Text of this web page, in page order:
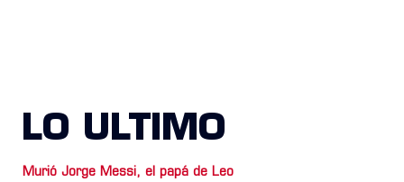
LO ULTIMO
Murió Jorge Messi, el papá de Leo